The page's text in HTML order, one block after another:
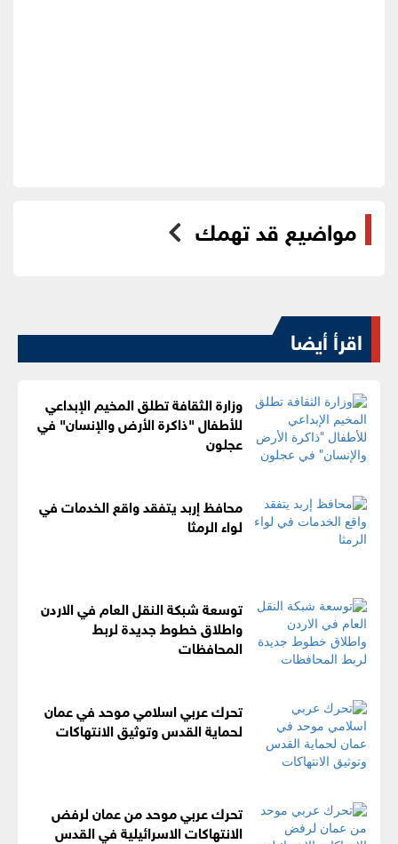
مواضيع قد تهمك
اقرأ أيضا
وزارة الثقافة تطلق المخيم الإبداعي
للأطفال "ذاكرة الأرض والإنسان" في
عجلون
محافظ إربد يتفقد واقع الخدمات في
لواء الرمثا
توسعة شبكة النقل العام في الاردن
واطلاق خطوط جديدة لربط
المحافظات
تحرك عربي اسلامي موحد في عمان
لحماية القدس وتوثيق الانتهاكات
تحرك عربي موحد من عمان لرفض
الانتهاكات الاسرائيلية في القدس